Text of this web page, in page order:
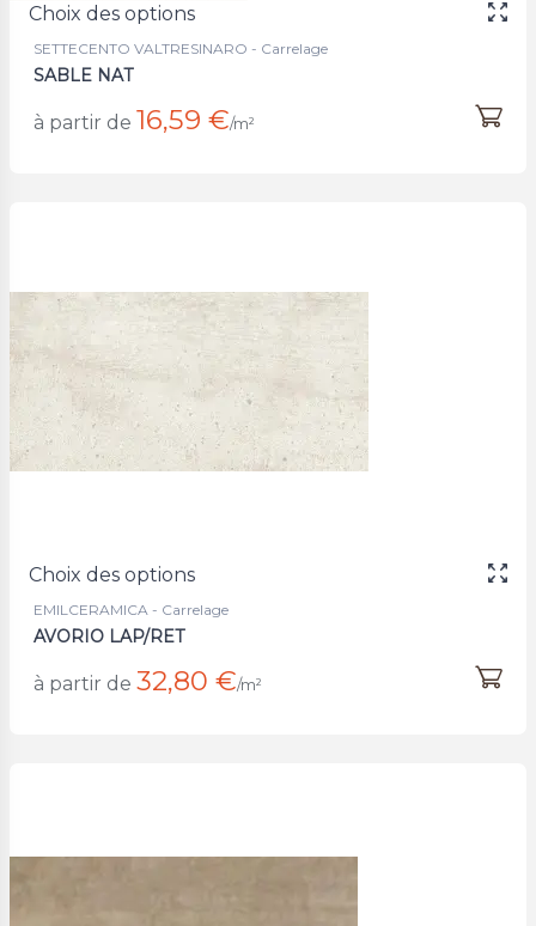
Choix des options
SETTECENTO VALTRESINARO - Carrelage
SABLE NAT
à partir de 16,59 €/m²
Choix des options
EMILCERAMICA - Carrelage
AVORIO LAP/RET
à partir de 32,80 €/m²